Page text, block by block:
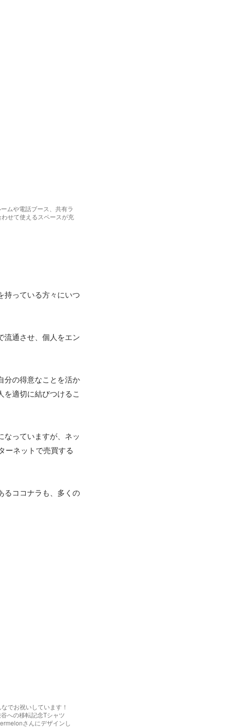
ムや電話ブース、共有ラ
せて使えるスペースが充
持っている方々にいつ
流通させ、個人をエン
分の得意なことを活か
適切に結びつけるこ
なっていますが、ネッ
ーネットで売買する
るココナラも、多くの
でお祝いしています！
への移転記念Tシャツ
さんにデザインし